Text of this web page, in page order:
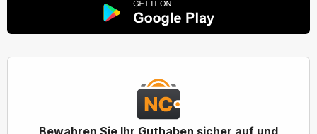
Bewahren Sie Ihr Guthaben sicher auf und